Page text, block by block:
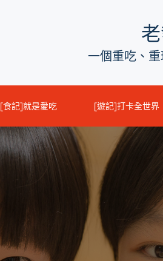
一個重吃、
[食記]就是愛吃 [遊記]打卡全世界